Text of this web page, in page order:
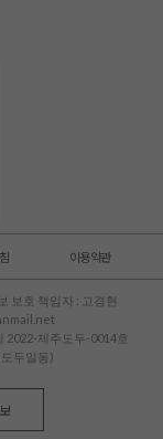
이용약관
보호 책임자 : 고경현
2022-제주도두-0014호
두일동)